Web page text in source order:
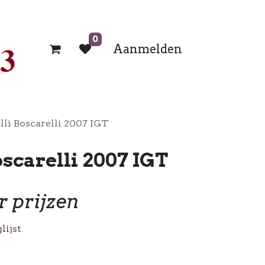
0
Aanmelden
Boscarelli 2007 IGT
2007 IGT
prijzen